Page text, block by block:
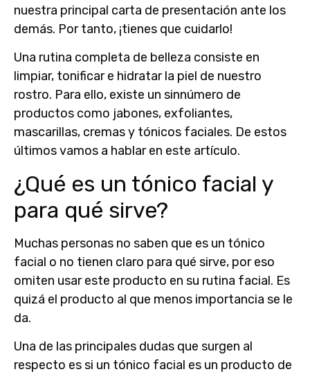
nuestra principal carta de presentación ante los
demás. Por tanto, ¡tienes que cuidarlo!
Una rutina completa de belleza consiste en
limpiar, tonificar e hidratar la piel de nuestro
rostro. Para ello, existe un sinnúmero de
productos como jabones, exfoliantes,
mascarillas, cremas y tónicos faciales. De estos
últimos vamos a hablar en este artículo.
¿Qué es un tónico facial y
para qué sirve?
Muchas personas no saben que es un tónico
facial o no tienen claro para qué sirve, por eso
omiten usar este producto en su rutina facial. Es
quizá el producto al que menos importancia se le
da.
Una de las principales dudas que surgen al
respecto es si un tónico facial es un producto de